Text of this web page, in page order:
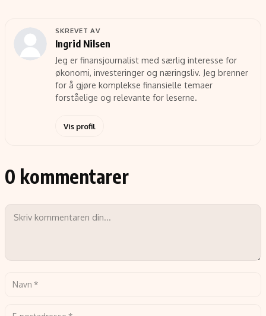
SKREVET AV
Ingrid Nilsen
Jeg er finansjournalist med særlig interesse for
økonomi, investeringer og næringsliv. Jeg brenner
for å gjøre komplekse finansielle temaer
forståelige og relevante for leserne.
Vis profil
0 kommentarer